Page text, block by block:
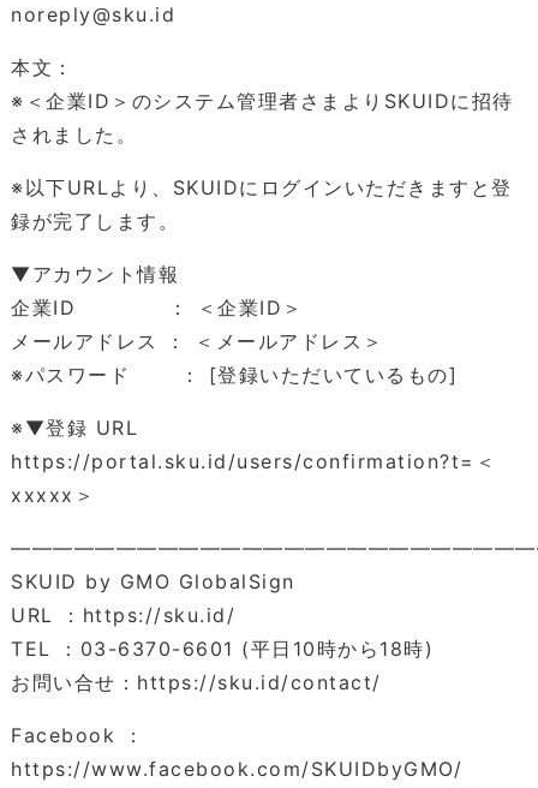
noreply@sku.id
本文：
※＜企業ID＞のシステム管理者さまよりSKUIDに招待
されました。
※以下URLより、SKUIDにログインいただきますと登
録が完了します。
▼アカウント情報
企業ID ： ＜企業ID＞
メールアドレス ： ＜メールアドレス＞
※パスワード ： [登録いただいているもの]
※▼登録 URL
https://portal.sku.id/users/confirmation?t=＜
xxxxx＞
SKUID by GMO GlobalSign
URL ：https://sku.id/
TEL ：03-6370-6601 (平日10時から18時)
お問い合せ：https://sku.id/contact/
Facebook ：
https://www.facebook.com/SKUIDbyGMO/